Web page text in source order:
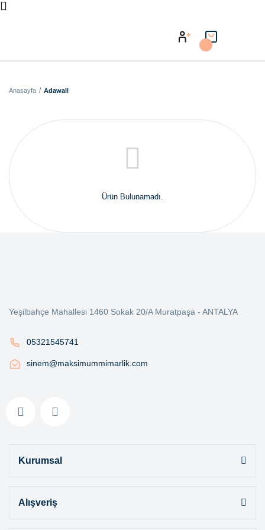
Anasayfa Adawall
Ürün Bulunamadı.
Yeşilbahçe Mahallesi 1460 Sokak 20/A Muratpaşa - ANTALYA
05321545741
sinem@maksimummimarlik.com
Kurumsal
Alışveriş